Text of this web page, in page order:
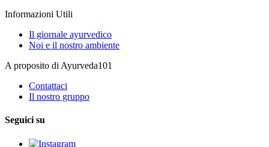
Informazioni Utili
Il giornale ayurvedico
Noi e il nostro ambiente
A proposito di Ayurveda101
Contattaci
Il nostro gruppo
Seguici su